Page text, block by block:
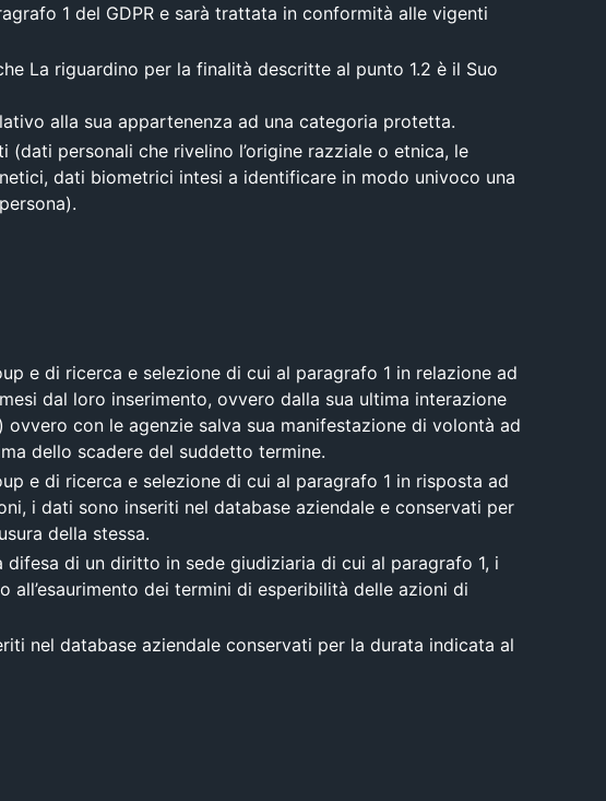
1 del GDPR e sarà trattata in conformità alle vigenti
La riguardino per la finalità descritte al punto 1.2 è il Suo
alla sua appartenenza ad una categoria protetta.
personali che rivelino l’origine razziale o etnica, le
dati biometrici intesi a identificare in modo univoco una
e di ricerca e selezione di cui al paragrafo 1 in relazione ad
dal loro inserimento, ovvero dalla sua ultima interazione
con le agenzie salva sua manifestazione di volontà ad
dello scadere del suddetto termine.
e di ricerca e selezione di cui al paragrafo 1 in risposta ad
i dati sono inseriti nel database aziendale e conservati per
della stessa.
di un diritto in sede giudiziaria di cui al paragrafo 1, i
dei termini di esperibilità delle azioni di
nel database aziendale conservati per la durata indicata al